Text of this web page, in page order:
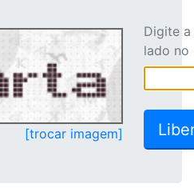
[trocar imagem]
Digite
lado no